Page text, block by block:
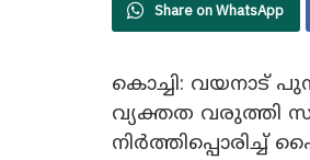
Share on WhatsApp
കൊച്ചി: വയനാട്
വ്യക്തത വരുത്തി